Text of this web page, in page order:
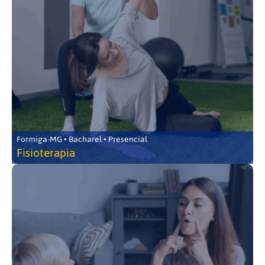
Formiga-MG • Bacharel • Presencial
Fisioterapia